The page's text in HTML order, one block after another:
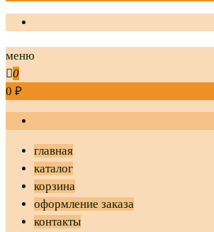
меню
0
0 ₽
главная
каталог
корзина
оформление заказа
контакты